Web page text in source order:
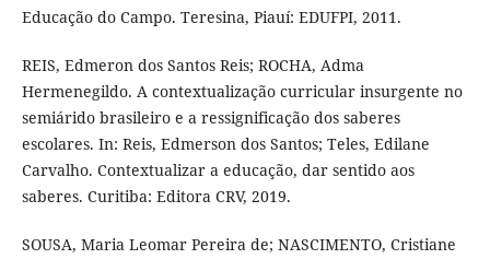
Educação do Campo. Teresina, Piauí: EDUFPI, 2011.
REIS, Edmeron dos Santos Reis; ROCHA, Adma
Hermenegildo. A contextualização curricular insurgente no
semiárido brasileiro e a ressignificação dos saberes
escolares. In: Reis, Edmerson dos Santos; Teles, Edilane
Carvalho. Contextualizar a educação, dar sentido aos
saberes. Curitiba: Editora CRV, 2019.
SOUSA, Maria Leomar Pereira de; NASCIMENTO, Cristiane